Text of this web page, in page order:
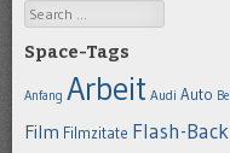
Search
Space-Tags
Anfang Arbeit Audi Auto
Film Filmzitate Flash-Back